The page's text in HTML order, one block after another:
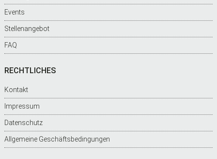
Events
Stellenangebot
FAQ
RECHTLICHES
Kontakt
Impressum
Datenschutz
Allgemeine Geschäftsbedingungen